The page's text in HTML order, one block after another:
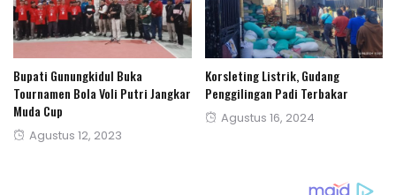
Bupati Gunungkidul Buka
Tournamen Bola Voli Putri Jangkar
Muda Cup
Posted
Agustus 12, 2023
Korsleting Listrik, Gudang
Penggilingan Padi Terbakar
Posted
Agustus 16, 2024